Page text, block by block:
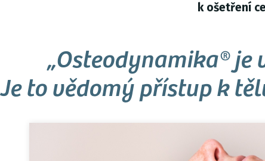
k ošetření
„Osteodynamika® je
Je to vědomý přístup k